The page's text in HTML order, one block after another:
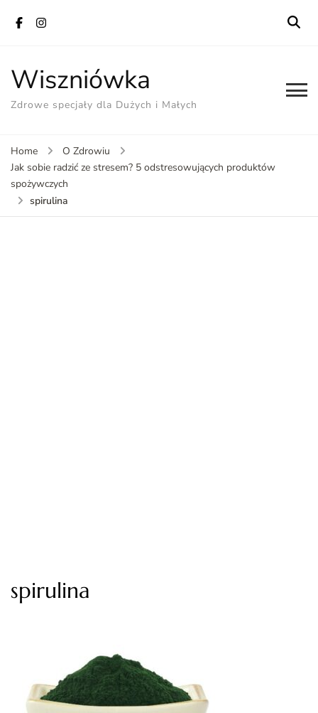
Wiszniówka
Zdrowe specjały dla Dużych i Małych
Home
O Zdrowiu
Jak sobie radzić ze stresem? 5 odstresowujących produktów
spożywczych
spirulina
spirulina